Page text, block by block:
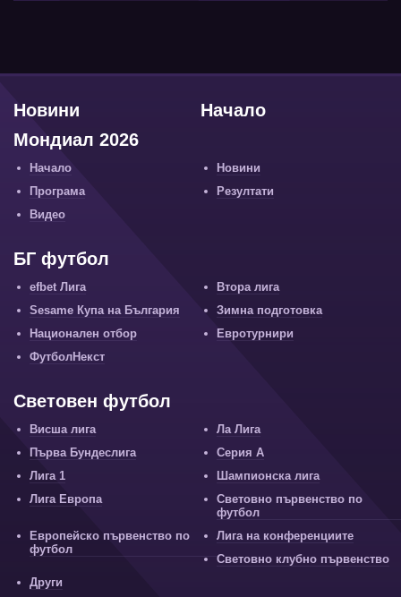
Начало
Новини
Мондиал 2026
Начало
Новини
Програма
Резултати
Видео
БГ футбол
efbet Лига
Втора лига
Sesame Купа на България
Зимна подготовка
Национален отбор
Евротурнири
ФутболНекст
Световен футбол
Висша лига
Ла Лига
Първа Бундеслига
Серия А
Лига 1
Шампионска лига
Лига Европа
Световно първенство по
футбол
Европейско първенство по
футбол
Лига на конференциите
Световно клубно първенство
Други